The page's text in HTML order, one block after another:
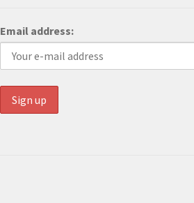
Email address: